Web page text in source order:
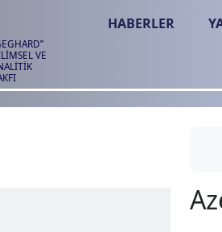
“GEGHARD”
BİLİMSEL VE
ANALİTİK
VAKFI
HABERLER